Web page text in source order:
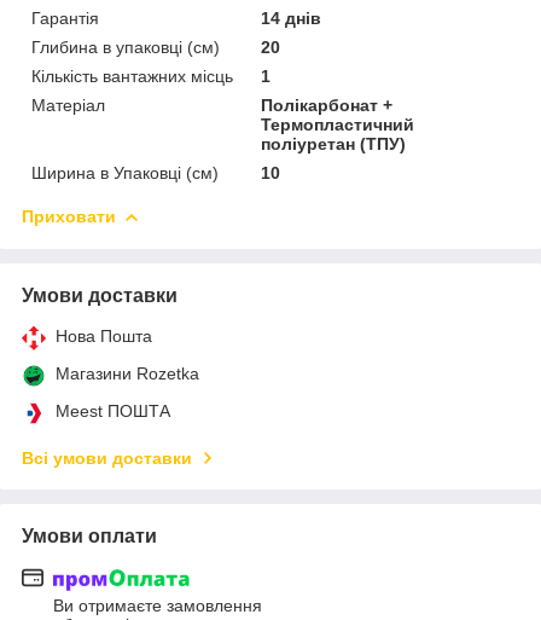
Гарантія
14 днів
Глибина в упаковці (см)
20
Кількість вантажних місць
1
Матеріал
Полікарбонат +
Термопластичний
поліуретан (ТПУ)
Ширина в Упаковці (см)
10
Приховати
Умови доставки
Нова Пошта
Магазини Rozetka
Meest ПОШТА
Всі умови доставки
Умови оплати
Ви отримаєте замовлення